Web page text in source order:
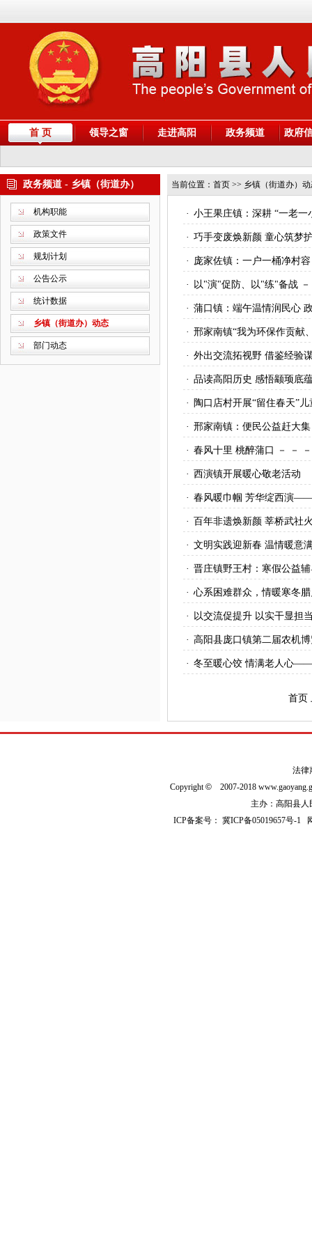
首 页 领导之窗 走进高阳 政务频道 政府
政务频道 - 乡镇（街道办）
机构职能
政策文件
规划计划
公告公示
统计数据
乡镇（街道办）动态
部门动态
当前位置： 首页 >> 乡镇（街道办）
· 小王果庄镇：深耕 “一老
· 巧手变废焕新颜 童心筑梦
· 庞家佐镇：一户一桶净村
· 以"演"促防、以"练"备战
· 蒲口镇：端午温情润民心
· 邢家南镇“我为环保作贡献
· 外出交流拓视野 借鉴经验
· 品读高阳历史 感悟颛顼底
· 陶口店村开展“留住春天”
· 邢家南镇：便民公益赶大
· 春风十里 桃醉蒲口 － －
· 西演镇开展暖心敬老活动
· 春风暖巾帼 芳华绽西演——
· 百年非遗焕新颜 莘桥武社
· 文明实践迎新春 温情暖意
· 晋庄镇野王村：寒假公益
· 心系困难群众，情暖寒冬
· 以交流促提升 以实干显担
· 高阳县庞口镇第二届农机
· 冬至暖心饺 情满老人心
首页
法律
Copyright© 2007-2018
主办：高阳县人
ICP备案号：冀ICP备05019657号-1